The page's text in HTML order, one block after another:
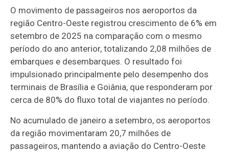
O movimento de passageiros nos aeroportos da
região Centro-Oeste registrou crescimento de 6% em
setembro de 2025 na comparação com o mesmo
período do ano anterior, totalizando 2,08 milhões de
embarques e desembarques. O resultado foi
impulsionado principalmente pelo desempenho dos
terminais de Brasília e Goiânia, que responderam por
cerca de 80% do fluxo total de viajantes no período.
No acumulado de janeiro a setembro, os aeroportos
da região movimentaram 20,7 milhões de
passageiros, mantendo a aviação do Centro-Oeste